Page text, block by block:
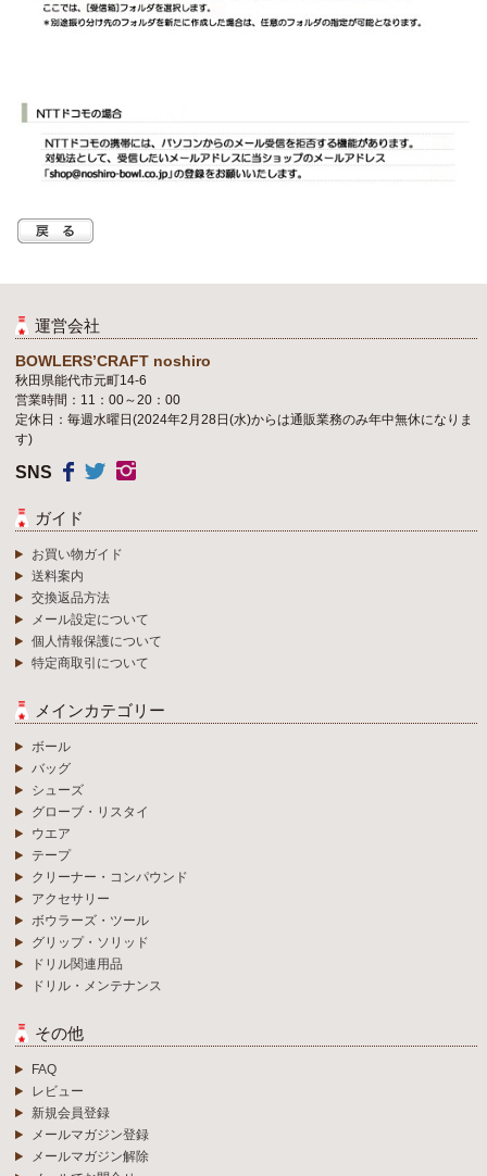
運営会社
BOWLERS’CRAFT noshiro
秋田県能代市元町14-6
営業時間：11：00～20：00
定休日：毎週水曜日(2024年2月28日(水)からは通販業務のみ年中無休になりま
す)
SNS
ガイド
お買い物ガイド
送料案内
交換返品方法
メール設定について
個人情報保護について
特定商取引について
メインカテゴリー
ボール
バッグ
シューズ
グローブ・リスタイ
ウエア
テープ
クリーナー・コンパウンド
アクセサリー
ボウラーズ・ツール
グリップ・ソリッド
ドリル関連用品
ドリル・メンテナンス
その他
FAQ
レビュー
新規会員登録
メールマガジン登録
メールマガジン解除